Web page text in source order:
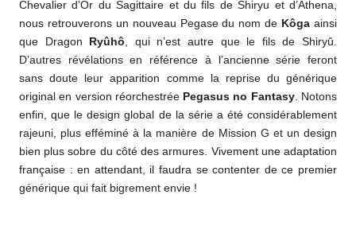
Chevalier d’Or du Sagittaire et du fils de Shiryu et d’Athena,
nous retrouverons un nouveau Pegase du nom de Kôga ainsi
que Dragon
Ryûhô, qui n’est autre que le fils de Shiryû.
D’autres révélations en référence à l’ancienne série feront
sans doute leur apparition comme la reprise du générique
original en version réorchestrée Pegasus no Fantasy. Notons
enfin, que le design global de la série a été considérablement
rajeuni, plus efféminé à la manière de Mission G et un design
bien plus sobre du côté des armures. Vivement une adaptation
française : en attendant, il faudra se contenter de ce premier
générique qui fait bigrement envie !